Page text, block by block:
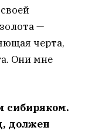
—
черта,
Они мне
сибиряком.
должен